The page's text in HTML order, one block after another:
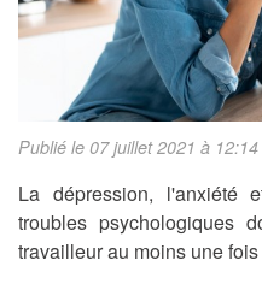
Publié le 07 juillet 2021 à 12:14
La dépression, l'anxiété
troubles psychologiques
travailleur au moins une